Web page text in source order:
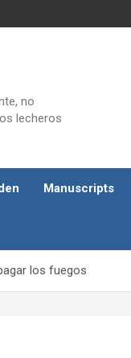
no
lecheros
Manuscripts
los fuegos